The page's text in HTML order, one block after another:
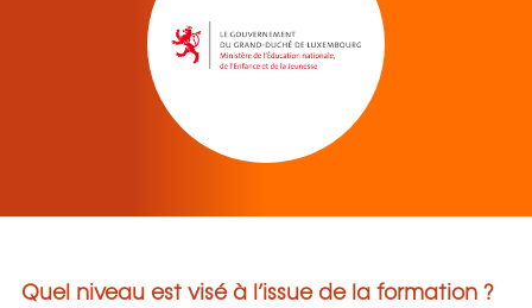
Quel niveau est visé à l’issue de la formation ?